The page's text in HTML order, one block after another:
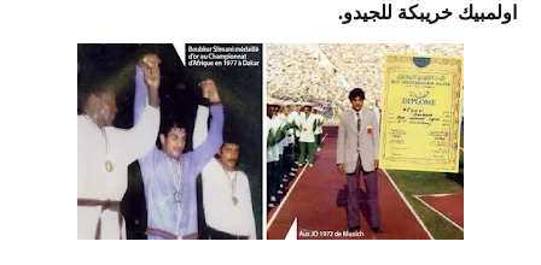
اولمبيك خريبكة للجيدو.